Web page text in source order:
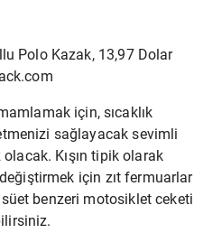
Polo Kazak, 13,97 Dolar
için, sıcaklık
sağlayacak sevimli
Kışın tipik olarak
için zıt fermuarlar
benzeri motosiklet ceketi